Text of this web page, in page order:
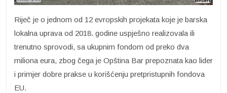
Riječ je o jednom od 12 evropskih projekata koje je barska
lokalna uprava od 2018. godine uspješno realizovala ili
trenutno sprovodi, sa ukupnim fondom od preko dva
miliona eura, zbog čega je Opština Bar prepoznata kao lider
i primjer dobre prakse u korišćenju pretpristupnih fondova
EU.